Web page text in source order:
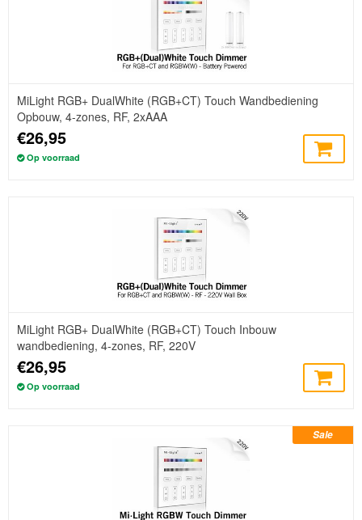
MiLight RGB+ DualWhite (RGB+CT) Touch Wandbediening
Opbouw, 4-zones, RF, 2xAAA
€26,95
Op voorraad
MiLight RGB+ DualWhite (RGB+CT) Touch Inbouw
wandbediening, 4-zones, RF, 220V
€26,95
Op voorraad
Sale